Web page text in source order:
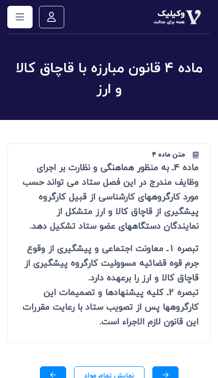
ماده ۴ قانون مبارزه با قاچاق کالا
و ارز
متن ماده ۴
ماده 4ـ به منظور هماهنگی و نظارت بر اجرای
وظایف مندرج در این فصل ستاد می تواند حسب
مورد کارگروههای کارشناسی از قبیل کارگروه
پیشگیری از قاچاق کالا و ارز متشکل از
نمایندگان دستگاههای عضو ستاد تشکیل دهد.
تبصره 1ـ معاونت اجتماعی و پیشگیری از وقوع
جرم قوه قضائیه مسوولیت کارگروه پیشگیری از
قاچاق کالا و ارز را برعهده دارد.
تبصره 2ـ کلیه پیشنهادها و تصمیمات این
کارگروهها پس از تصویب ستاد با رعایت مقررات
این قانون لازم الاجراء است.
نمایش تمام مواد